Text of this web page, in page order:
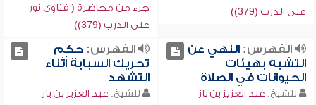
على الدرب (379))
جزء من محاضرة ( فتاوى نور
على الدرب (379))
الفهرس:النهي عن
التشبه بهيئات
الحيوانات في الصلاة
للشيخ: عبد العزيز بن باز
الفهرس:حكم
تحريك السبابة أثناء
التشهد
للشيخ: عبد العزيز بن باز